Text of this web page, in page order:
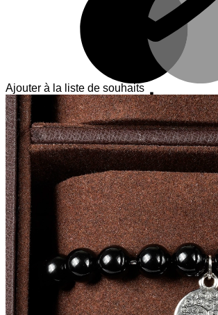
Ajouter à la liste de souhaits